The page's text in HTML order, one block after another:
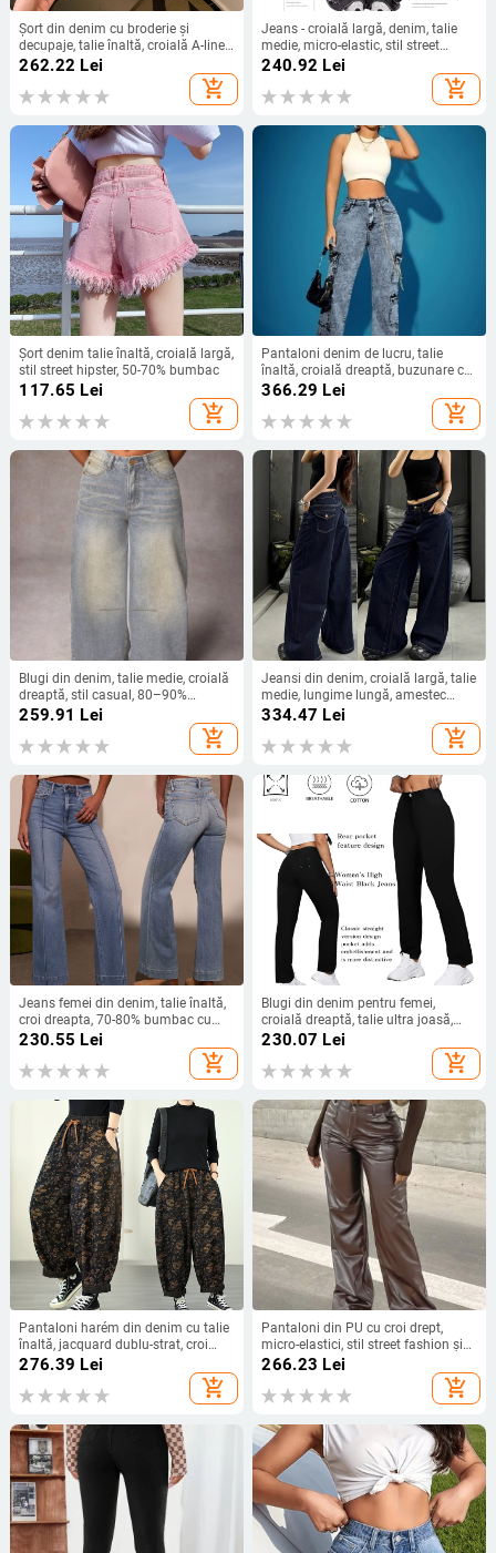
Șort din denim cu broderie și
decupaje, talie înaltă, croială A-line
slim, vară 2025
262.22 Lei
add_shopping_cart
Jeans - croială largă, denim, talie
medie, micro-elastic, stil street
hipster
240.92 Lei
add_shopping_cart
Șort denim talie înaltă, croială largă,
stil street hipster, 50-70% bumbac
117.65 Lei
add_shopping_cart
Pantaloni denim de lucru, talie
înaltă, croială dreaptă, buzunare cu
clapă, amestec bumbac-poliester,
366.29 Lei
add_shopping_cart
Blugi din denim, talie medie, croială
dreaptă, stil casual, 80–90%
bumbac cu poliester, grosime
259.91 Lei
add_shopping_cart
Jeansi din denim, croială largă, talie
medie, lungime lungă, amestec
bumbac-spandex
334.47 Lei
add_shopping_cart
Jeans femei din denim, talie înaltă,
croi dreapta, 70-80% bumbac cu
poliester, spălare enzimatică
230.55 Lei
add_shopping_cart
Blugi din denim pentru femei,
croială dreaptă, talie ultra joasă,
lungi, ușor elastici, amestec
230.07 Lei
add_shopping_cart
Pantaloni harém din denim cu talie
înaltă, jacquard dublu-strat, croi
cropped, finisaj spălat nisip
276.39 Lei
add_shopping_cart
Pantaloni din PU cu croi drept,
micro-elastici, stil street fashion și
stil motocicletă, lansare vară 2023
266.23 Lei
add_shopping_cart